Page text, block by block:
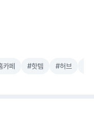
카페 #핫템 #허브